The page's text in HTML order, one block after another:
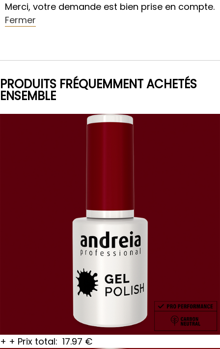
Merci, votre demande est bien prise en compte.
Fermer
PRODUITS FRÉQUEMMENT ACHETÉS
ENSEMBLE
+ + Prix total: 17.97 €